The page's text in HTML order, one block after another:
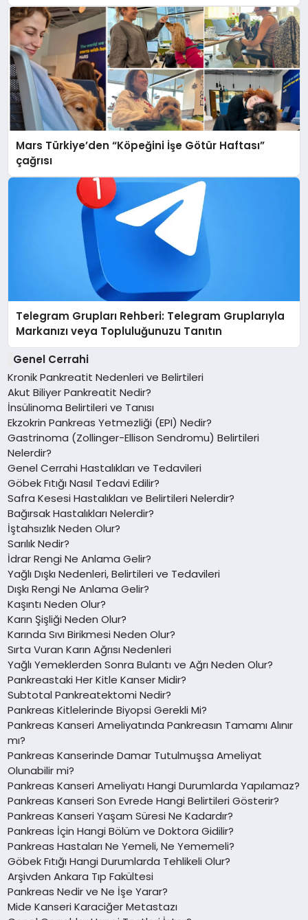
Mars Türkiye’den “Köpeğini İşe Götür Haftası”
çağrısı
Telegram Grupları Rehberi: Telegram Gruplarıyla
Markanızı veya Topluluğunuzu Tanıtın
Genel Cerrahi
Kronik Pankreatit Nedenleri ve Belirtileri
Akut Biliyer Pankreatit Nedir?
İnsülinoma Belirtileri ve Tanısı
Ekzokrin Pankreas Yetmezliği (EPI) Nedir?
Gastrinoma (Zollinger-Ellison Sendromu) Belirtileri
Nelerdir?
Genel Cerrahi Hastalıkları ve Tedavileri
Göbek Fıtığı Nasıl Tedavi Edilir?
Safra Kesesi Hastalıkları ve Belirtileri Nelerdir?
Bağırsak Hastalıkları Nelerdir?
İştahsızlık Neden Olur?
Sarılık Nedir?
İdrar Rengi Ne Anlama Gelir?
Yağlı Dışkı Nedenleri, Belirtileri ve Tedavileri
Dışkı Rengi Ne Anlama Gelir?
Kaşıntı Neden Olur?
Karın Şişliği Neden Olur?
Karında Sıvı Birikmesi Neden Olur?
Sırta Vuran Karın Ağrısı Nedenleri
Yağlı Yemeklerden Sonra Bulantı ve Ağrı Neden Olur?
Pankreastaki Her Kitle Kanser Midir?
Subtotal Pankreatektomi Nedir?
Pankreas Kitlelerinde Biyopsi Gerekli Mi?
Pankreas Kanseri Ameliyatında Pankreasın Tamamı Alınır
mı?
Pankreas Kanserinde Damar Tutulmuşsa Ameliyat
Olunabilir mi?
Pankreas Kanseri Ameliyatı Hangi Durumlarda Yapılamaz?
Pankreas Kanseri Son Evrede Hangi Belirtileri Gösterir?
Pankreas Kanseri Yaşam Süresi Ne Kadardır?
Pankreas İçin Hangi Bölüm ve Doktora Gidilir?
Pankreas Hastaları Ne Yemeli, Ne Yememeli?
Göbek Fıtığı Hangi Durumlarda Tehlikeli Olur?
Arşivden Ankara Tıp Fakültesi
Pankreas Nedir ve Ne İşe Yarar?
Mide Kanseri Karaciğer Metastazı